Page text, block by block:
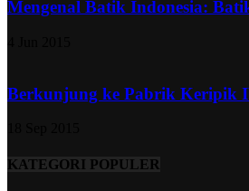
Mengenal Batik Indonesia:
Berkunjung ke Pabrik Keripik
KATEGORI POPULER